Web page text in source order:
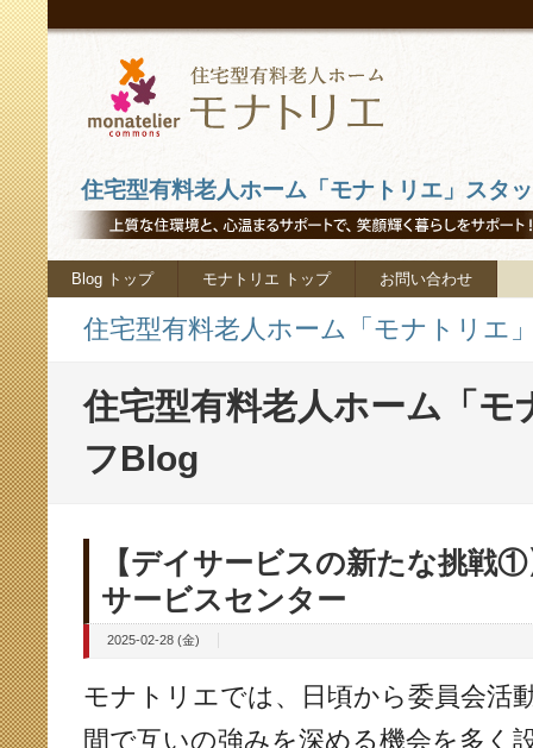
住宅型有料老人ホーム「モナトリエ」スタ
Blog トップ モナトリエ トップ お問い合わせ
住宅型有料老人ホーム「モナトリエ
住宅型有料老人ホーム「モ
フBlog
【デイサービスの新たな挑戦
サービスセンター
2025-02-28 (金)
モナトリエでは、日頃から委員会活
間で互いの強みを深める機会を多く